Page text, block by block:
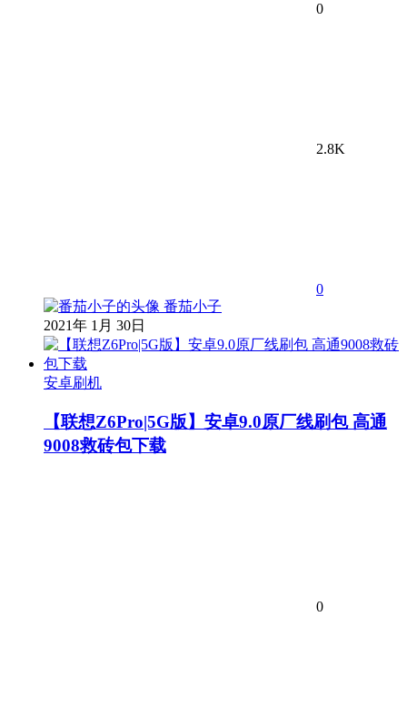
0
2.8K
0
番茄小子
2021年 1月 30日
安卓刷机
【联想Z6Pro|5G版】安卓9.0原厂线刷包 高通
9008救砖包下载
0